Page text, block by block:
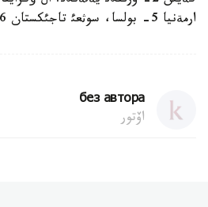
ارمةنيا 5- بولسا، سوثعئ تاجئكستان 6- ورئنعا تذراقتادئ.
без автора
اۆتور